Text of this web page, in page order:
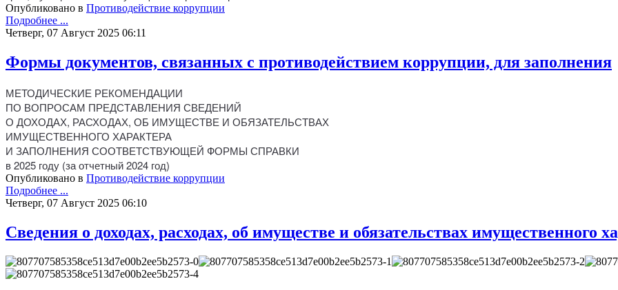
Опубликовано в Противодействие коррупции
Подробнее ...
Четверг, 07 Август 2025 06:11
Формы документов, связанных с противодействием коррупции, для заполнения
МЕТОДИЧЕСКИЕ РЕКОМЕНДАЦИИ
ПО ВОПРОСАМ ПРЕДСТАВЛЕНИЯ СВЕДЕНИЙ
О ДОХОДАХ, РАСХОДАХ, ОБ ИМУЩЕСТВЕ И ОБЯЗАТЕЛЬСТВАХ
ИМУЩЕСТВЕННОГО ХАРАКТЕРА
И ЗАПОЛНЕНИЯ СООТВЕТСТВУЮЩЕЙ ФОРМЫ СПРАВКИ
в 2025 году (за отчетный 2024 год)
Опубликовано в Противодействие коррупции
Подробнее ...
Четверг, 07 Август 2025 06:10
Сведения о доходах, расходах, об имуществе и обязательствах имущественного